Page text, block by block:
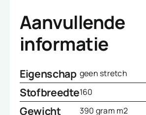
Aanvullende
informatie
Eigenschap geen stretch
Stofbreedte160
Gewicht 390 gram m2